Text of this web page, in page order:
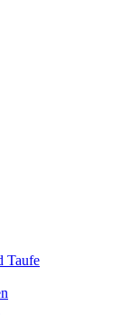
Taufe